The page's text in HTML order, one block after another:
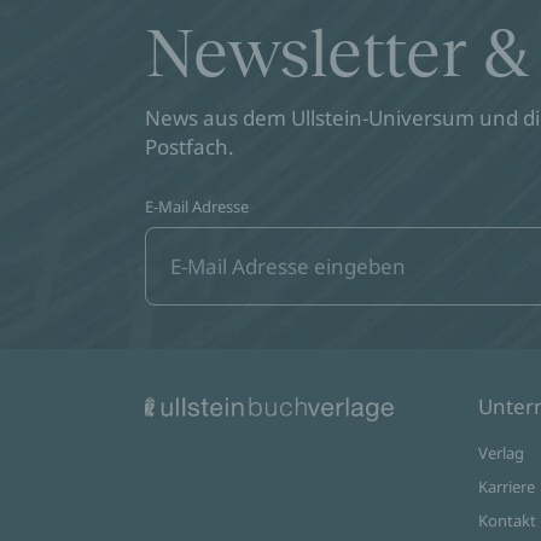
Newsletter
News aus dem Ullstein-Universum und
Postfach.
E-Mail Adresse
Verlag
Karriere
Kontakt